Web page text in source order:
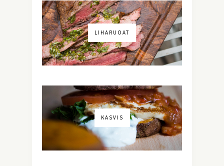
LIHARUOAT
KASVIS